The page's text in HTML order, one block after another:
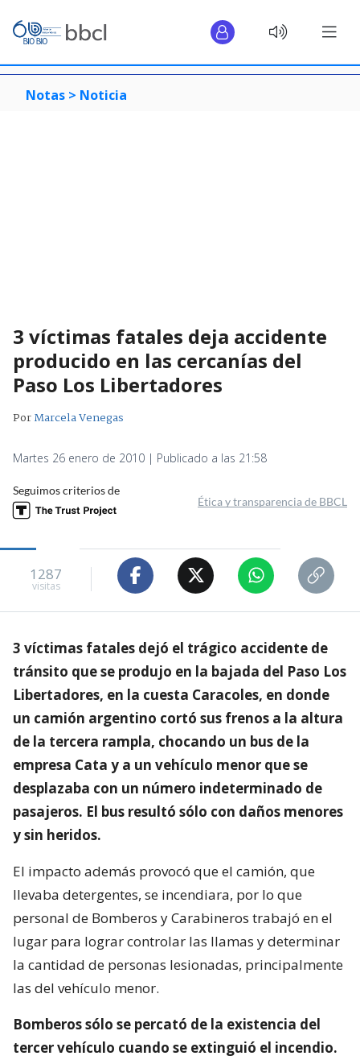
Notas > Noticia
3 víctimas fatales deja accidente
producido en las cercanías del
Paso Los Libertadores
PorMarcela Venegas
Martes 26 enero de 2010 | Publicado a las 21:58
Seguimos criterios de
Ética y transparencia de BBCL
1287
visitas
3 víctimas fatales dejó el trágico accidente de
tránsito que se produjo en la bajada del Paso Los
Libertadores, en la cuesta Caracoles, en donde
un camión argentino cortó sus frenos a la altura
de la tercera rampla, chocando un bus de la
empresa Cata y a un vehículo menor que se
desplazaba con un número indeterminado de
pasajeros. El bus resultó sólo con daños menores
y sin heridos.
El impacto además provocó que el camión, que
llevaba detergentes, se incendiara, por lo que
personal de Bomberos y Carabineros trabajó en el
lugar para lograr controlar las llamas y determinar
la cantidad de personas lesionadas, principalmente
las del vehículo menor.
Bomberos sólo se percató de la existencia del
tercer vehículo cuando se extinguió el incendio.